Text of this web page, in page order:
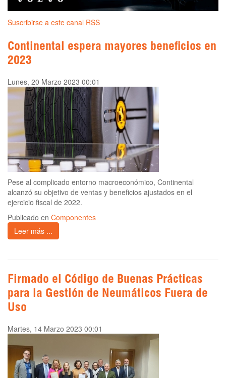
Suscribirse a este canal RSS
Continental espera mayores beneficios en
2023
Lunes, 20 Marzo 2023 00:01
Pese al complicado entorno macroeconómico, Continental
alcanzó su objetivo de ventas y beneficios ajustados en el
ejercicio fiscal de 2022.
Publicado en Componentes
Leer más ...
Firmado el Código de Buenas Prácticas
para la Gestión de Neumáticos Fuera de
Uso
Martes, 14 Marzo 2023 00:01